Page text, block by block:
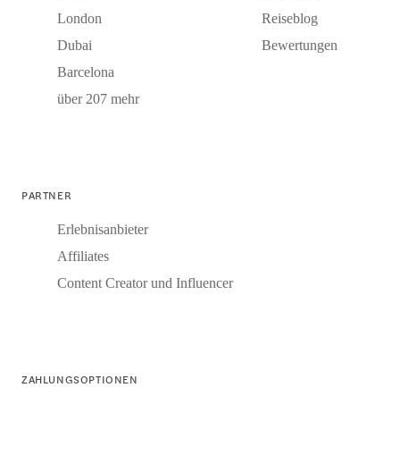
London
Dubai
Barcelona
über 207 mehr
Reiseblog
Bewertungen
PARTNER
Erlebnisanbieter
Affiliates
Content Creator und Influencer
ZAHLUNGSOPTIONEN